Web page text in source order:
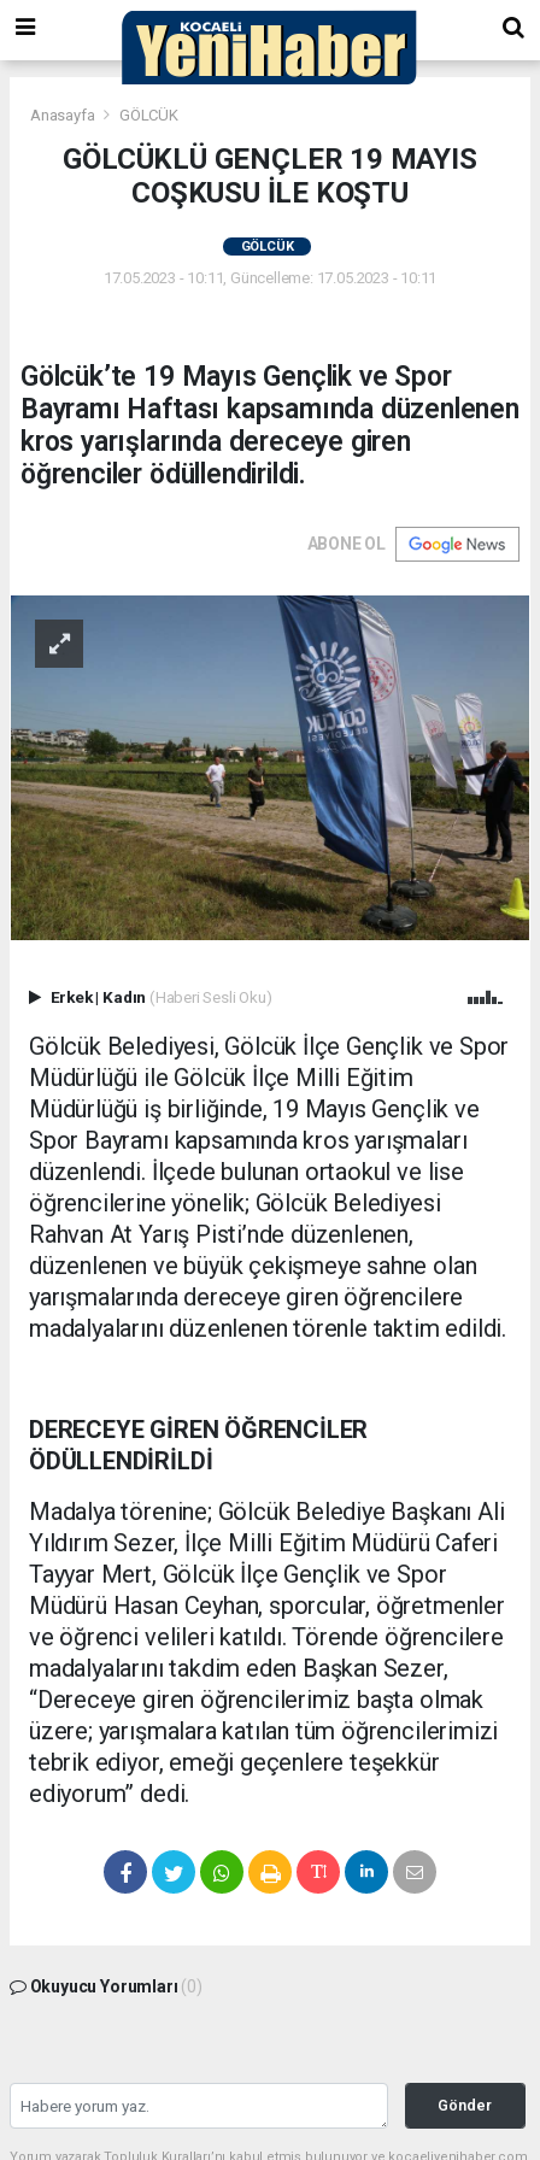
Anasayfa GÖLCÜK
GÖLCÜKLÜ GENÇLER 19 MAYIS
COŞKUSU İLE KOŞTU
GÖLCÜK
17.05.2023 - 10:11, Güncelleme: 17.05.2023 - 10:11
Gölcük’te 19 Mayıs Gençlik ve Spor
Bayramı Haftası kapsamında düzenlenen
kros yarışlarında dereceye giren
öğrenciler ödüllendirildi.
ABONE OL
Erkek| Kadın (Haberi Sesli Oku)
Gölcük Belediyesi, Gölcük İlçe Gençlik ve Spor
Müdürlüğü ile Gölcük İlçe Milli Eğitim
Müdürlüğü iş birliğinde, 19 Mayıs Gençlik ve
Spor Bayramı kapsamında kros yarışmaları
düzenlendi. İlçede bulunan ortaokul ve lise
öğrencilerine yönelik; Gölcük Belediyesi
Rahvan At Yarış Pisti’nde düzenlenen,
düzenlenen ve büyük çekişmeye sahne olan
yarışmalarında dereceye giren öğrencilere
madalyalarını düzenlenen törenle taktim edildi.
DERECEYE GİREN ÖĞRENCİLER
ÖDÜLLENDİRİLDİ
Madalya törenine; Gölcük Belediye Başkanı Ali
Yıldırım Sezer, İlçe Milli Eğitim Müdürü Caferi
Tayyar Mert, Gölcük İlçe Gençlik ve Spor
Müdürü Hasan Ceyhan, sporcular, öğretmenler
ve öğrenci velileri katıldı. Törende öğrencilere
madalyalarını takdim eden Başkan Sezer,
“Dereceye giren öğrencilerimiz başta olmak
üzere; yarışmalara katılan tüm öğrencilerimizi
tebrik ediyor, emeği geçenlere teşekkür
ediyorum” dedi.
Okuyucu Yorumları (0)
Gönder